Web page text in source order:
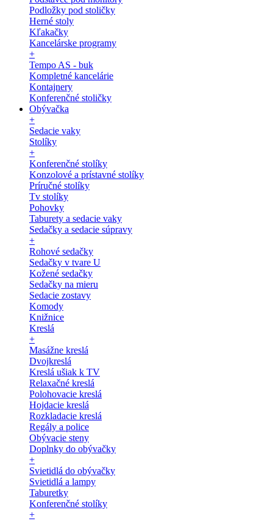
Podložky pod stoličky
Herné stoly
Kľakačky
Kancelárske programy
+
Tempo AS - buk
Kompletné kancelárie
Kontajnery
Konferenčné stoličky
Obývačka
+
Sedacie vaky
Stolíky
+
Konferenčné stolíky
Konzolové a prístavné stolíky
Príručné stolíky
Tv stolíky
Pohovky
Taburety a sedacie vaky
Sedačky a sedacie súpravy
+
Rohové sedačky
Sedačky v tvare U
Kožené sedačky
Sedačky na mieru
Sedacie zostavy
Komody
Knižnice
Kreslá
+
Masážne kreslá
Dvojkreslá
Kreslá ušiak k TV
Relaxačné kreslá
Polohovacie kreslá
Hojdacie kreslá
Rozkladacie kreslá
Regály a police
Obývacie steny
Doplnky do obývačky
+
Svietidlá do obývačky
Svietidlá a lampy
Taburetky
Konferenčné stolíky
+